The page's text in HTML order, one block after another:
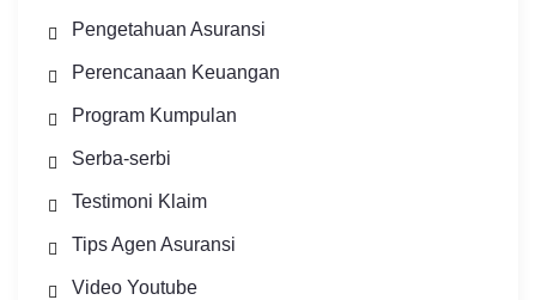
Pengetahuan Asuransi
Perencanaan Keuangan
Program Kumpulan
Serba-serbi
Testimoni Klaim
Tips Agen Asuransi
Video Youtube